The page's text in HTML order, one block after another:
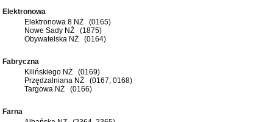
Elektronowa
Elektronowa 8 NŻ (0165)
Nowe Sady NŻ (1875)
Obywatelska NŻ (0164)
Fabryczna
Kilińskiego NŻ (0169)
Przędzalniana NŻ (0167, 0168)
Targowa NŻ (0166)
Farna